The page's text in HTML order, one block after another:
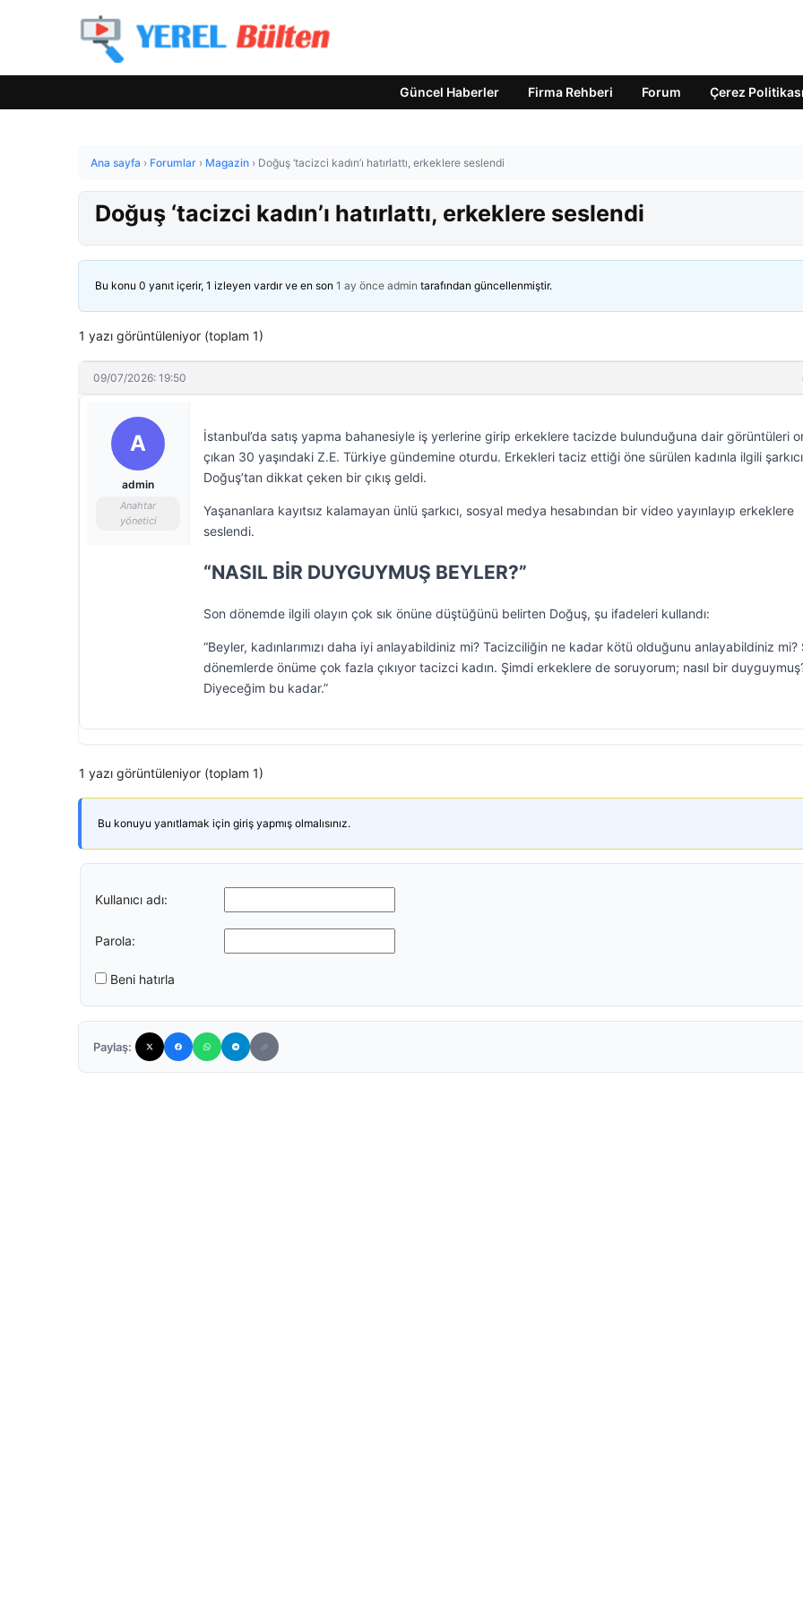
Güncel Haberler Firma Rehberi Forum Çerez Politikası
Ana sayfa › Forumlar › Magazin › Doğuş ‘tacizci kadın’ı hatırlattı, erkeklere seslendi
Doğuş ‘tacizci kadın’ı hatırlattı, erkeklere seslendi
Bu konu 0 yanıt içerir, 1 izleyen vardır ve en son 1 ay önce admin tarafından güncellenmiştir.
1 yazı görüntüleniyor (toplam 1)
09/07/2026: 19:50
A
admin
Anahtar
yönetici
İstanbul’da satış yapma bahanesiyle iş yerlerine girip erkeklere tacizde bulunduğuna dair görüntüleri
çıkan 30 yaşındaki Z.E. Türkiye gündemine oturdu. Erkekleri taciz ettiği öne sürülen kadınla ilgili şarkıcı
Doğuş’tan dikkat çeken bir çıkış geldi.
Yaşananlara kayıtsız kalamayan ünlü şarkıcı, sosyal medya hesabından bir video yayınlayıp erkeklere
seslendi.
“NASIL BİR DUYGUYMUŞ BEYLER?”
Son dönemde ilgili olayın çok sık önüne düştüğünü belirten Doğuş, şu ifadeleri kullandı:
“Beyler, kadınlarımızı daha iyi anlayabildiniz mi? Tacizciliğin ne kadar kötü olduğunu anlayabildiniz mi?
dönemlerde önüme çok fazla çıkıyor tacizci kadın. Şimdi erkeklere de soruyorum; nasıl bir
Diyeceğim bu kadar.”
1 yazı görüntüleniyor (toplam 1)
Bu konuyu yanıtlamak için giriş yapmış olmalısınız.
Kullanıcı adı:
Parola:
Beni hatırla
Paylaş: